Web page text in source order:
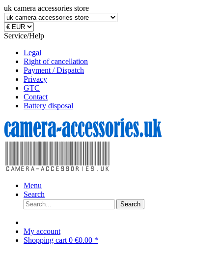
uk camera accessories store
Service/Help
Legal
Right of cancellation
Payment / Dispatch
Privacy
GTC
Contact
Battery disposal
Menu
Search
Search
My account
Shopping cart 0 €0.00 *